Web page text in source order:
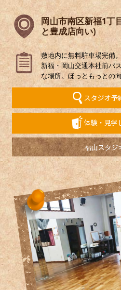
岡山市南区新福1丁
と豊成店向い)
敷地内に無料駐車場完備
新福・岡山交通本社前バ
な場所。ほっともっとの
スタジオ予
体験・見学
福山スタジ